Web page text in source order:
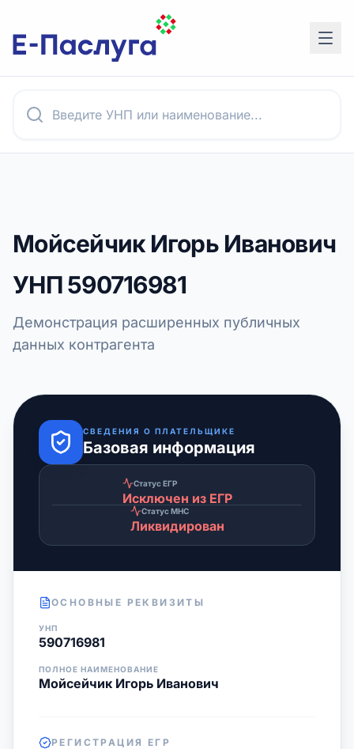
Мойсейчик Игорь Иванович
УНП590716981
Демонстрация расширенных публичных
данных контрагента
СВЕДЕНИЯ О ПЛАТЕЛЬЩИКЕ
Базовая информация
Статус ЕГР
Исключен из ЕГР
Статус МНС
Ликвидирован
ОСНОВНЫЕ РЕКВИЗИТЫ
УНП
590716981
ПОЛНОЕ НАИМЕНОВАНИЕ
Мойсейчик Игорь Иванович
РЕГИСТРАЦИЯ ЕГР